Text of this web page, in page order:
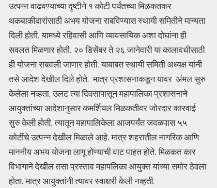
उत्पन्न वाढवण्याच्या दृष्टीने १ कोटी पर्यंतच्या मिळकतकर
थकबाकीदारांसाठी अभय योजना राबविण्यास स्थायी समितीने मान्यता
दिली होती. यामध्ये रहिवासी आणि व्यावसायिक अशा दोघांना ही
सवलत मिळणार होती. २० डिसेंबर ते २६ जानेवारी या कालावधीसाठी
ही योजना राबवली जाणार होती. याबाबत स्थायी समिती अध्यक्ष यांनी
तसे आदेश देखील दिले होते. मात्र प्रशासनाकडून यावर अंमल सुरु
केलेला नव्हता. उलट त्या दिवसापासून महापालिका प्रशासनाने
आयुक्तांच्या आदेशानुसार कमर्शियल मिळकतीवर जोरदार कारवाई
सुरु केली होती. त्यातून महापालिकेला आजपर्यंत जवळपास ५५
कोटींचे उत्पन्न देखील मिळाले आहे. मात्र शहरातील नागरिक आणि
माननीय अभय योजना लागू होण्याची वाट पाहत होते. मिळकत कार
विभागाने देखील तसा प्रस्ताव महापलिका आयुक्त यांच्या समोर ठेवला
होता. मात्र आयुक्तांनी त्यावर स्वाक्षरी केली नव्हती.